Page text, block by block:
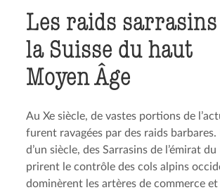
Les raids
la Suisse du haut
Moyen Âge
Au Xe siècle, de vastes portions de
furent ravagées par des raids
d’un siècle, des Sarrasins de l’émirat
prirent le contrôle des cols alpins
dominèrent les artères de commerce et